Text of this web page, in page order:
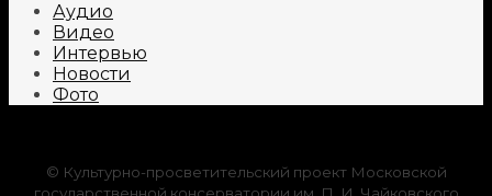
Аудио
Видео
Интервью
Новости
Фото
© Культурно-просветительский проект Московской